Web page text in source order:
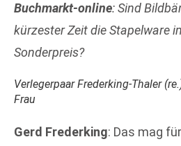
Buchmarkt-online: Sind
kürzester Zeit die Stapelware
Sonderpreis?
Verlegerpaar Frederking-Thaler
Frau
Gerd Frederking: Das mag